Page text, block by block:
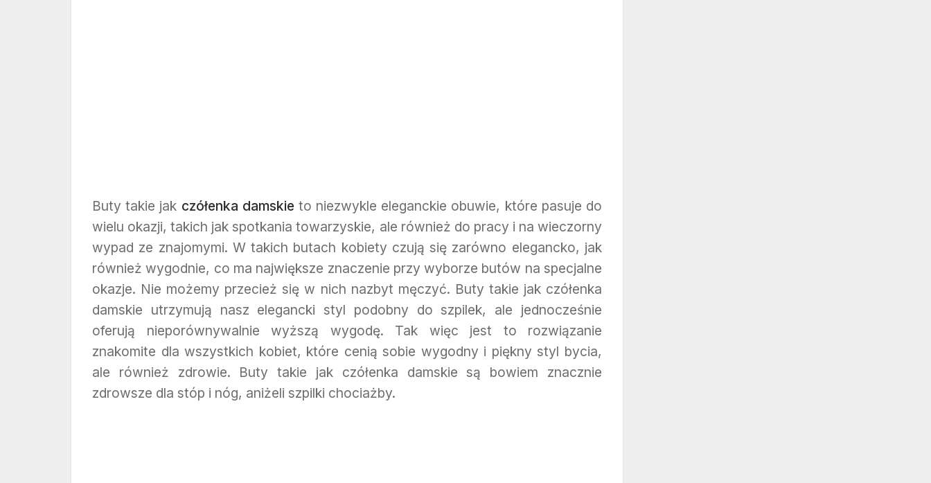
Buty takie jak czółenka damskie to niezwykle eleganckie obuwie, które pasuje do
wielu okazji, takich jak spotkania towarzyskie, ale również do pracy i na wieczorny
wypad ze znajomymi. W takich butach kobiety czują się zarówno elegancko, jak
również wygodnie, co ma największe znaczenie przy wyborze butów na specjalne
okazje. Nie możemy przecież się w nich nazbyt męczyć. Buty takie jak czółenka
damskie utrzymują nasz elegancki styl podobny do szpilek, ale jednocześnie
oferują nieporównywalnie wyższą wygodę. Tak więc jest to rozwiązanie
znakomite dla wszystkich kobiet, które cenią sobie wygodny i piękny styl bycia,
ale również zdrowie. Buty takie jak czółenka damskie są bowiem znacznie
zdrowsze dla stóp i nóg, aniżeli szpilki chociażby.